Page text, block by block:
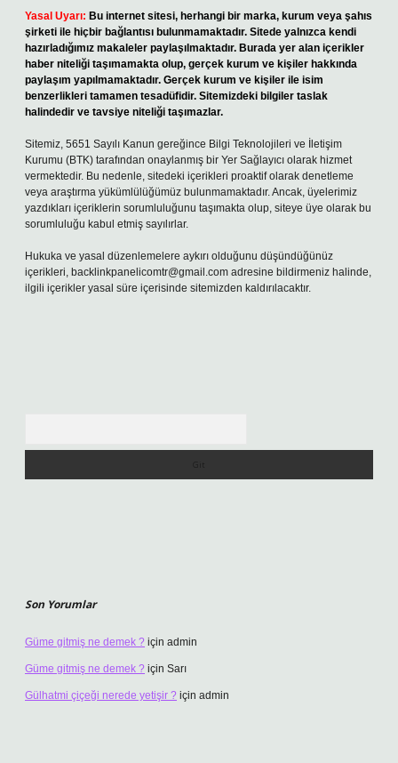
Yasal Uyarı: Bu internet sitesi, herhangi bir marka, kurum veya şahıs
şirketi ile hiçbir bağlantısı bulunmamaktadır. Sitede yalnızca kendi
hazırladığımız makaleler paylaşılmaktadır. Burada yer alan içerikler
haber niteliği taşımamakta olup, gerçek kurum ve kişiler hakkında
paylaşım yapılmamaktadır. Gerçek kurum ve kişiler ile isim
benzerlikleri tamamen tesadüfidir. Sitemizdeki bilgiler taslak
halindedir ve tavsiye niteliği taşımazlar.
Sitemiz, 5651 Sayılı Kanun gereğince Bilgi Teknolojileri ve İletişim
Kurumu (BTK) tarafından onaylanmış bir Yer Sağlayıcı olarak hizmet
vermektedir. Bu nedenle, sitedeki içerikleri proaktif olarak denetleme
veya araştırma yükümlülüğümüz bulunmamaktadır. Ancak, üyelerimiz
yazdıkları içeriklerin sorumluluğunu taşımakta olup, siteye üye olarak bu
sorumluluğu kabul etmiş sayılırlar.
Hukuka ve yasal düzenlemelere aykırı olduğunu düşündüğünüz
içerikleri, backlinkpanelicomtr@gmail.com adresine bildirmeniz halinde,
ilgili içerikler yasal süre içerisinde sitemizden kaldırılacaktır.
Son Yorumlar
Güme gitmiş ne demek ? için admin
Güme gitmiş ne demek ? için Sarı
Gülhatmi çiçeği nerede yetişir ? için admin